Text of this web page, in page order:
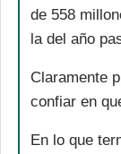
de 558
la del año
Claramente
confiar en
En lo que